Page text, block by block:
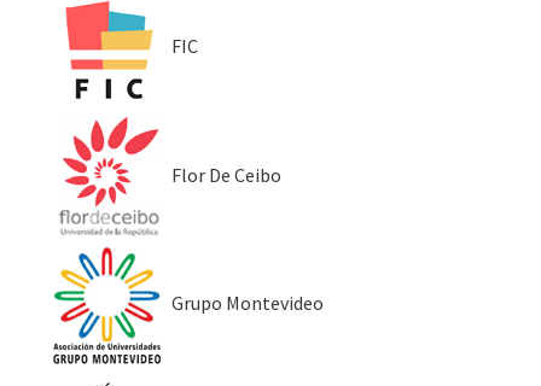
FIC
Flor De Ceibo
Grupo Montevideo